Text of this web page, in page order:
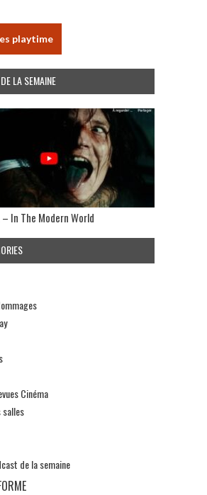
playtime
LA SEMAINE
In The Modern World
Cinéma
salles
de la semaine